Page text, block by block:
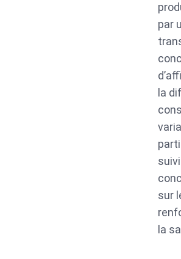
par
la
sur
la